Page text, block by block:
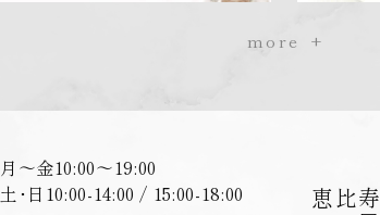
more
月〜金10:00〜19:00
土･日 10:00-14:00 / 15:00-18:00 恵比寿